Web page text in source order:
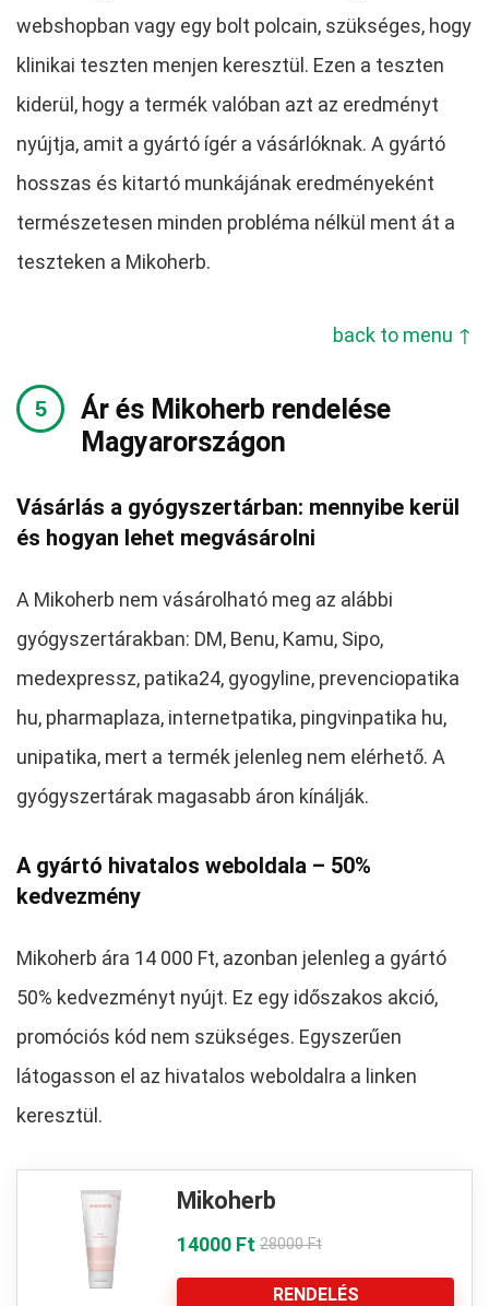
webshopban vagy egy bolt polcain, szükséges, hogy
klinikai teszten menjen keresztül. Ezen a teszten
kiderül, hogy a termék valóban azt az eredményt
nyújtja, amit a gyártó ígér a vásárlóknak. A gyártó
hosszas és kitartó munkájának eredményeként
természetesen minden probléma nélkül ment át a
teszteken a Mikoherb.
back to menu ↑
Ár és Mikoherb rendelése
Magyarországon
Vásárlás a gyógyszertárban: mennyibe kerül
és hogyan lehet megvásárolni
A Mikoherb nem vásárolható meg az alábbi
gyógyszertárakban: DM, Benu, Kamu, Sipo,
medexpressz, patika24, gyogyline, prevenciopatika
hu, pharmaplaza, internetpatika, pingvinpatika hu,
unipatika, mert a termék jelenleg nem elérhető. A
gyógyszertárak magasabb áron kínálják.
A gyártó hivatalos weboldala – 50%
kedvezmény
Mikoherb ára 14 000 Ft, azonban jelenleg a gyártó
50% kedvezményt nyújt. Ez egy időszakos akció,
promóciós kód nem szükséges. Egyszerűen
látogasson el az hivatalos weboldalra a linken
keresztül.
Mikoherb
14000 Ft 28000 Ft
RENDELÉS